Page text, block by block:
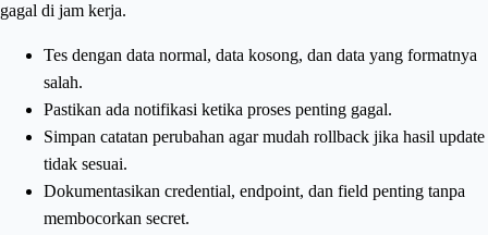
gagal di jam kerja.
Tes dengan data normal, data kosong, dan data yang formatnya
salah.
Pastikan ada notifikasi ketika proses penting gagal.
Simpan catatan perubahan agar mudah rollback jika hasil update
tidak sesuai.
Dokumentasikan credential, endpoint, dan field penting tanpa
membocorkan secret.